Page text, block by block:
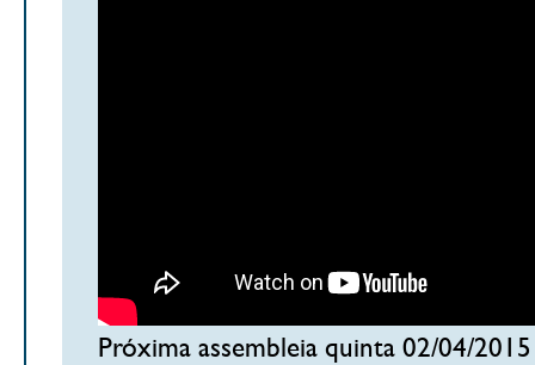
Próxima assembleia quinta 02/04/2015